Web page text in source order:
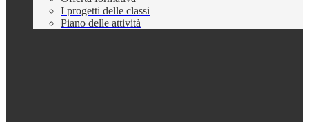
I progetti delle classi
Piano delle attività